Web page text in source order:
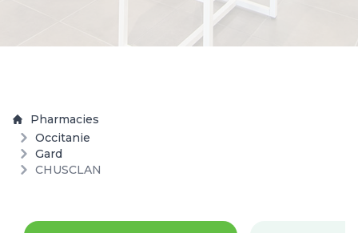
Pharmacies
Occitanie
Gard
CHUSCLAN